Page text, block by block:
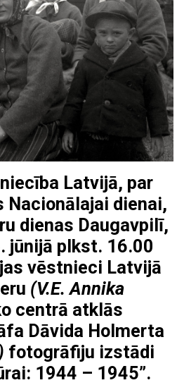
Latvijā, par
Nacionālajai dienai,
dienas Daugavpilī,
jūnijā plkst. 16.00
vēstnieci Latvijā
(V.E. Annika
centrā atklās
Dāvida Holmerta
fotogrāfiju izstādi
1944 – 1945”.